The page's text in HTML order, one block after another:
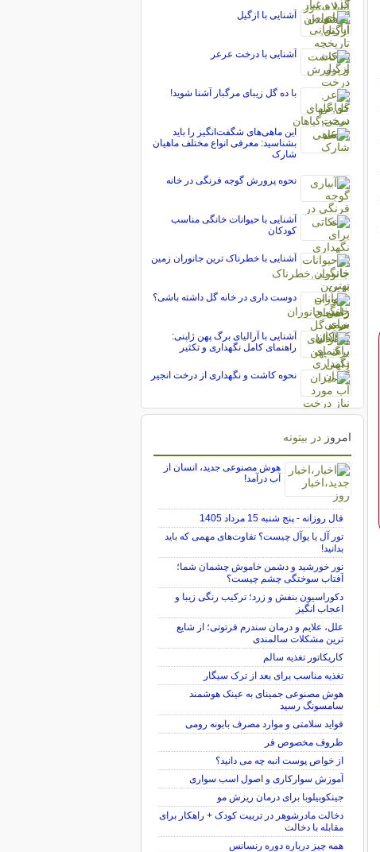
آشنایی با ازگیل
آشنایی با درخت عرعر
با ده گل زیبای مرگبار آشنا شوید!
این ماهی‌های شگفت‌انگیز را باید
بشناسید: معرفی انواع مختلف ماهیان
شارک
نحوه پرورش گوجه فرنگی در خانه
آشنایی با حیوانات خانگی مناسب
کودکان
آشنایی با خطرناک ترین جانوران زمین
دوست داری در خانه گل داشته باشی؟
آشنایی با آرالیای برگ پهن ژاپنی:
راهنمای کامل نگهداری و تکثیر
نحوه کاشت و نگهداری از درخت انجیر
امروز در بیتوته
هوش مصنوعی جدید، انسان از
آب درآمد!
فال روزانه - پنج شنبه 15 مرداد 1405
تور آل یا یوآل چیست؟ تفاوت‌های مهمی که باید
بدانید!
نور خورشید و دشمن خاموش چشمان شما؛
آفتاب سوختگی چشم چیست؟
دکوراسیون بنفش و زرد؛ ترکیب رنگی زیبا و
اعجاب انگیز
علل، علایم و درمان سندرم فرتوتی؛ از شایع
ترین مشکلات سالمندی
کاریکاتور تغذیه سالم
تغذیه مناسب برای بعد از ترک سیگار
هوش مصنوعی جمینای به عینک هوشمند
سامسونگ رسید
فواید سلامتی و موارد مصرف بابونه رومی
ظروف مخصوص فر
از خواص پوست انبه چه می دانید؟
آموزش سوارکاری و اصول اسب سواری
جینکوبیلوبا برای درمان ریزش مو
دخالت مادرشوهر در تربیت کودک + راهکار برای
مقابله با دخالت
همه چیز درباره دوره رنسانس